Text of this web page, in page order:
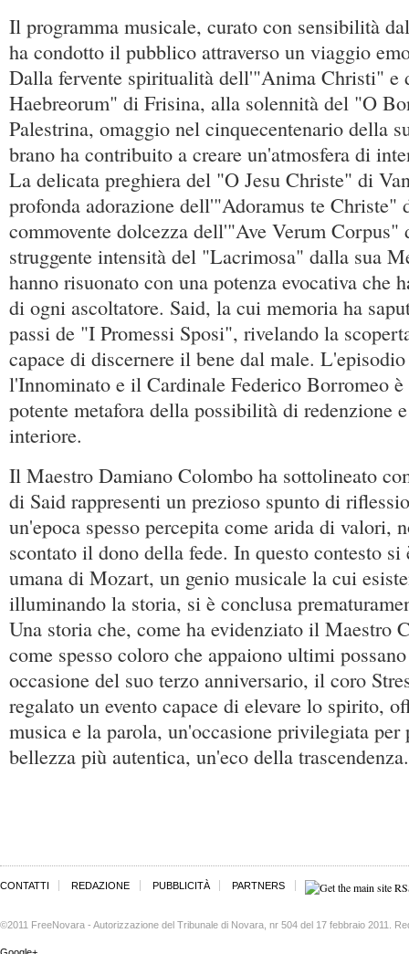
Il programma musicale, curato con sensibilità
ha condotto il pubblico attraverso un viaggio
Dalla fervente spiritualità dell'"Anima Christi" e
Haebreorum" di Frisina, alla solennità del "O
Palestrina, omaggio nel cinquecentenario della
brano ha contribuito a creare un'atmosfera di
La delicata preghiera del "O Jesu Christe" di
profonda adorazione dell'"Adoramus te Christe"
commovente dolcezza dell'"Ave Verum
struggente intensità del "Lacrimosa" dalla sua
hanno risuonato con una potenza evocativa che
di ogni ascoltatore. Said, la cui memoria ha
passi de "I Promessi Sposi", rivelando la
capace di discernere il bene dal male.
l'Innominato e il Cardinale Federico Borromeo è
potente metafora della possibilità di redenzione
interiore.
Il Maestro Damiano Colombo ha sottolineato
di Said rappresenti un prezioso spunto di
un'epoca spesso percepita come arida di valori,
scontato il dono della fede. In questo contesto
umana di Mozart, un genio musicale la cui
illuminando la storia, si è conclusa
Una storia che, come ha evidenziato il Maestro
come spesso coloro che appaiono ultimi
occasione del suo terzo anniversario, il coro
regalato un evento capace di elevare lo spirito,
musica e la parola, un'occasione privilegiata per
bellezza più autentica, un'eco della trascendenza.
CONTATTI REDAZIONE PUBBLICITÀ PARTNERS
©2011 FreeNovara - Autorizzazione del Tribunale di Novara, nr 504 del 17 febbraio 2011.